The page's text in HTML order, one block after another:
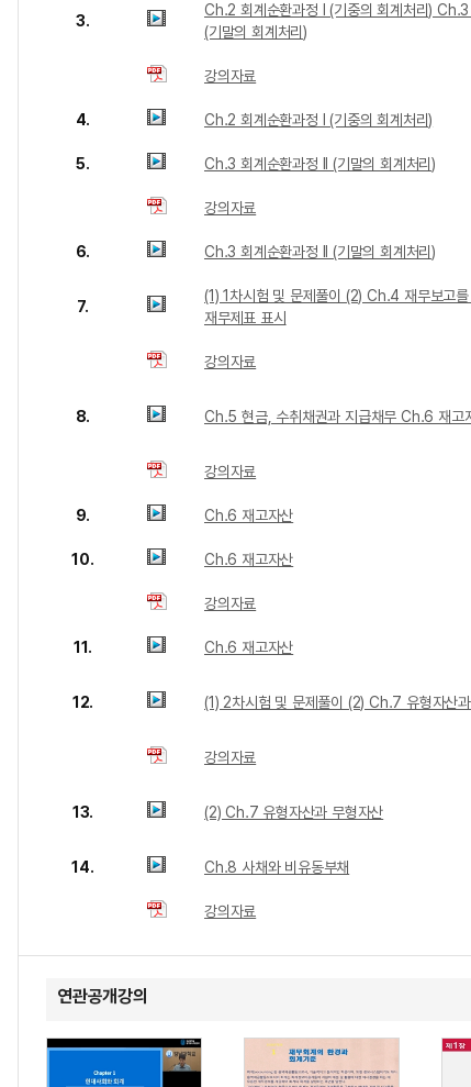
3.
Ch.2 회계순환과정 I (기중의 회계처리) Ch.3
(기말의 회계처리)
강의자료
4. Ch.2 회계순환과정 I (기중의 회계처리)
5. Ch.3 회계순환과정 II (기말의 회계처리)
강의자료
6. Ch.3 회계순환과정 II (기말의 회계처리)
7.
(1) 1차시험 및 문제풀이 (2) Ch.4 재무보고
재무제표 표시
강의자료
8. Ch.5 현금, 수취채권과 지급채무 Ch.6 재고
강의자료
9. Ch.6 재고자산
10. Ch.6 재고자산
강의자료
11. Ch.6 재고자산
12. (1) 2차시험 및 문제풀이 (2) Ch.7 유형자산
강의자료
13. (2) Ch.7 유형자산과 무형자산
14. Ch.8 사채와 비유동부채
강의자료
연관공개강의